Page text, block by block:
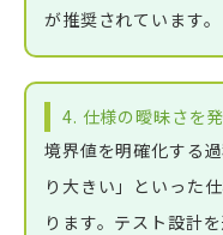
が推奨されています。
4. 仕様の曖昧さを
境界値を明確化する
り大きい」といった
ります。テスト設計